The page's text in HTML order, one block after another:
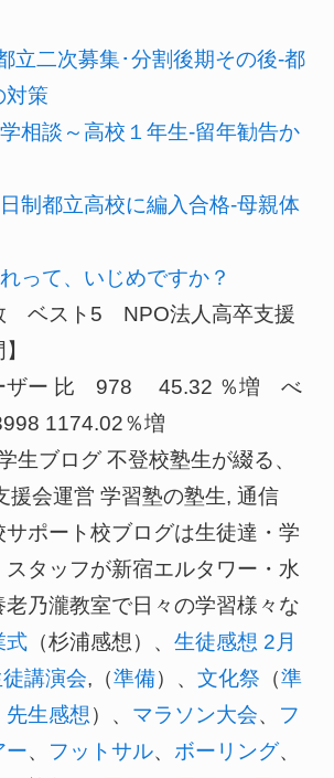
立二次募集･分割後期その後-都
対策
相談～高校１年生-留年勧告か
制都立高校に編入合格-母親体
って、いじめですか？
ベスト5 NPO法人高卒支援
ザー 比 978 45.32 ％増 べ
1174.02％増
生ブログ 不登校塾生が綴る、
援会運営 学習塾の塾生, 通信
ポート校ブログは生徒達・学
タッフが新宿エルタワー・水
乃瀧教室で日々の学習様々な
式（杉浦感想）、 生徒感想 2月
講演会,（準備）、 文化祭 （準
先生感想）、 マラソン大会、 フ
ー、 フットサル、 ボーリング、